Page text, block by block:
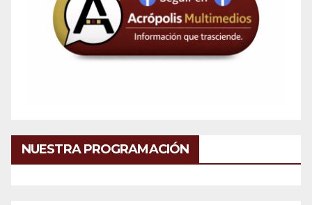
NUESTRA PROGRAMACIÓN